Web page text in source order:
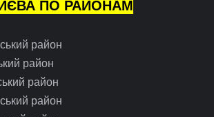
ПО РАЙОНАМ
район
район
район
район